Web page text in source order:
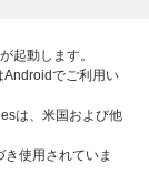
起動します。
Androidでご利用い
は、米国および他
使用されていま